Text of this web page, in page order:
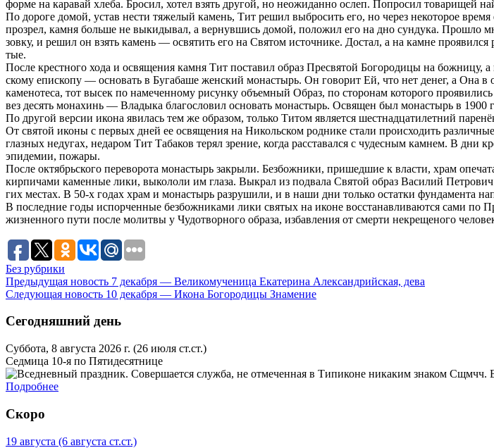
фор­ме на ка­ра­вай хле­ба. Бро­сил, хо­тел взять дру­гой, но неожи­дан­но ослеп. По­про­сил то­ва­ри­щей
По до­ро­ге до­мой, устав нести тя­же­лый ка­мень, Тит ре­шил вы­бро­сить его, но через неко­то­рое
про­зрел, кам­ня боль­ше не вы­ки­ды­вал, а вер­нув­шись до­мой, по­ло­жил его на дно сун­ду­ка. Про­шло
зов­ку, и ре­шил он взять ка­мень — освя­тить его на Свя­том ис­точ­ни­ке. До­стал, а на камне
тые.
По­сле крест­но­го хо­да и освя­ще­ния кам­ня Тит по­ста­вил об­раз Пре­свя­той Бо­го­ро­ди­цы на
ско­му епи­ско­пу — ос­но­вать в Бу­га­ба­ше жен­ский мо­на­стырь. Он го­во­рит Ей, что нет де­нег, а Она
ка­ме­но­те­са, тот вы­сек по на­ме­чен­но­му ри­сун­ку объ­ем­ный Об­раз, по сто­ро­нам ко­то­ро­го
вез де­сять мо­на­хинь — Вла­ды­ка бла­го­сло­вил ос­но­вать мо­на­стырь. Освя­щен был мо­на­стырь в
По дру­гой вер­сии ико­на яви­лась тем же об­ра­зом, толь­ко Ти­том яв­ля­ет­ся шест­на­дца­ти­лет­ний
От свя­той ико­ны с пер­вых дней ее освя­ще­ния на Ни­коль­ском род­ни­ке ста­ли про­ис­хо­дить
глаз­ных неду­гах, неда­ром Тит Та­ба­ков те­рял зре­ние, ко­гда рас­ста­вал­ся с чу­дес­ным кам­нем. В
эпи­де­мии, по­жа­ры.
По­сле ок­тябрь­ско­го пе­ре­во­ро­та мо­на­стырь за­кры­ли. Без­бож­ни­ки, при­шед­шие к вла­сти, храм
кир­пи­ча­ми ка­мен­ные ли­ки, вы­ко­ло­ли им гла­за. Вы­крал из под­ва­ла Свя­той об­раз Ва­си­лий
гих ме­стах. В 50-х го­дах храм и мо­на­стырь раз­ру­ши­ли, и в на­ши дни толь­ко остат­ки фун­да­мен­та
В по­след­ние го­ды ис­пор­чен­ные без­бож­ни­ка­ми ли­ки свя­тых на иконе вос­ста­нав­ли­ва­ют­ся са­ми по
жиз­нен­но­го пу­ти по­сле мо­лит­вы у Чу­до­твор­но­го об­ра­за, из­бав­ле­ния от смер­ти некре­ще­но­го
Без рубрики
Предыдущая новость 7 декабря — Великомученица Екатерина Александрийская, дева
Следующая новость 10 декабря — Икона Богородицы Знамение
Сегодняшний день
Суббота, 8 августа 2026 г. (26 июля ст.ст.)
Седмица 10-я по Пятидесятнице
Сщмчч.
Подробнее
Скоро
19 августа (6 августа ст.ст.)